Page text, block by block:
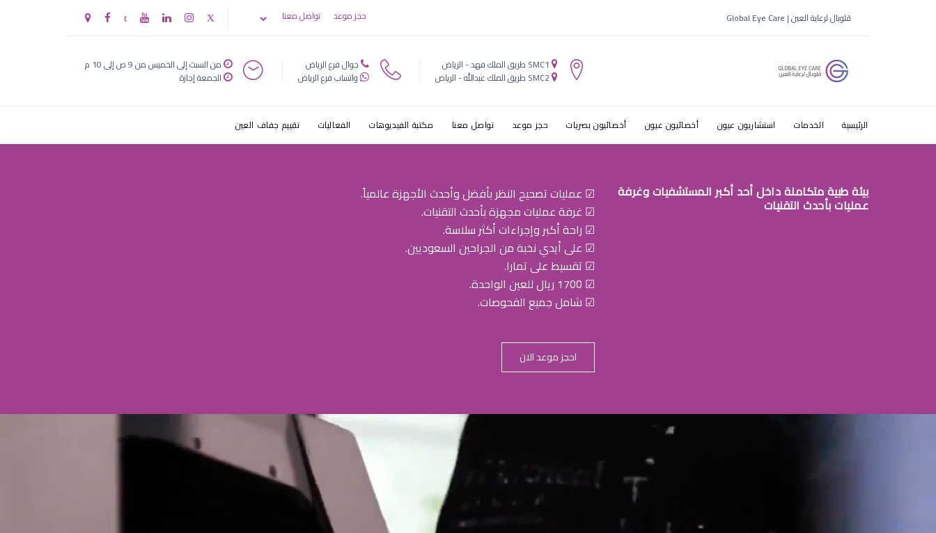
قطرات عين للحساسية
قلوبال لرعاية العين | Global Eye Care حجز موعد تواصل معنا
SMC1 طريق الملك فهد - الرياض
SMC2 طريق الملك عبدالله - الرياض
جوال فرع الرياض
واتساب فرع الرياض
من السبت إلى الخميس من 9 ص إلى 10 م
الجمعة إجازة
الرئيسية الخدمات استشاريون عيون أخصائيون عيون أخصائيون بصريات حجز موعد تواصل معنا مكتبة الفيديوهات الفعاليات تقييم جفاف العين
بيئة طبية متكاملة داخل أحد أكبر المستشفيات وغرفة
عمليات بأحدث التقنيات
☑ عمليات تصحيح النظر بأفضل وأحدث الأجهزة عالمياً.
☑ غرفة عمليات مجهزة بأحدث التقنيات.
☑ راحة أكبر وإجراءات أكثر سلاسة.
☑ على أيدي نخبة من الجراحين السعوديين.
☑ تقسيط على تمارا.
☑ 1700 ريال للعين الواحدة.
☑ شامل جميع الفحوصات.
احجز موعد الان